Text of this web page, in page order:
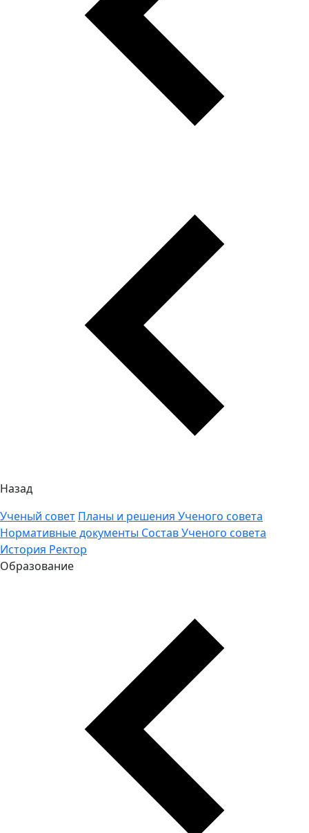
Назад
Ученый совет Планы и решения Ученого совета
Нормативные документы Состав Ученого совета
История Ректор
Образование